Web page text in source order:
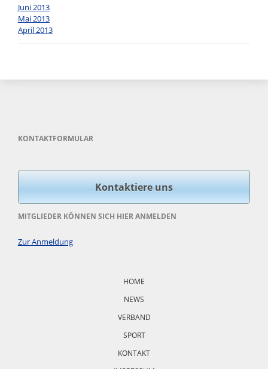
Juni 2013
Mai 2013
April 2013
KONTAKTFORMULAR
Kontaktiere uns
MITGLIEDER KÖNNEN SICH HIER ANMELDEN
Zur Anmeldung
HOME
NEWS
VERBAND
SPORT
KONTAKT